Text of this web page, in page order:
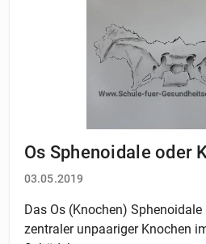
Os Sphenoidale oder
03.05.2019
Das Os (Knochen)
zentraler unpaariger Knochen